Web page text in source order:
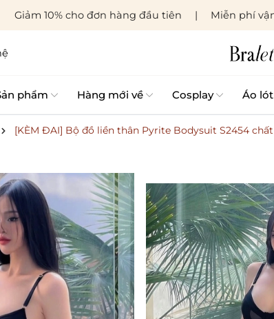
Giảm 10% cho đơn hàng đầu tiên Miễn phí
phẩm Hàng mới về Cosplay Áo lót
[KÈM ĐAI] Bộ đồ liền thân Pyrite Bodysuit S2454